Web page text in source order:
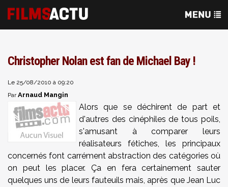
Christopher Nolan est fan de Michael Bay !
Le 25/08/2010 à 09:20
ParArnaud Mangin
Alors que se déchirent de part et
d'autres des cinéphiles de tous poils,
s'amusant à comparer leurs
réalisateurs fétiches, les principaux
concernés font carrément abstraction des catégories où
on peut les placer. Ça en fera certainement sauter
quelques uns de leurs fauteuils mais, après que Jean Luc